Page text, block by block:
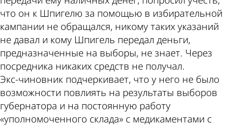
что он к Шпигелю за помощью в избирательной
кампании не обращался, никому таких указаний
не давал и кому Шпигель передал деньги,
предназначенные на выборы, не знает. Через
посредника никаких средств не получал.
Экс-чиновник подчеркивает, что у него не было
возможности повлиять на результаты выборов
губернатора и на постоянную работу
«уполномоченного склада» с медикаментами с